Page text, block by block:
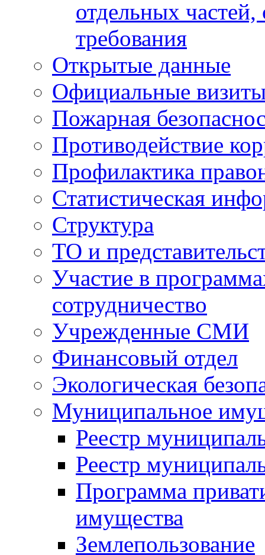
отдельных
требования
Открытые данные
Официальные
Пожарная
Противодействие
Профилактика
Статистическая
Структура
ТО и
Участие в
сотрудничество
Учрежденные СМИ
Финансовый отдел
Экологическая
Муниципальное
Реестр
Реестр
Программа
имущества
Землепользование